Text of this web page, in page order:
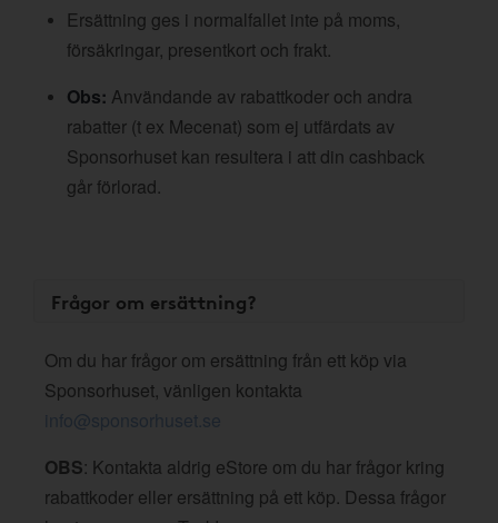
Ersättning ges i normalfallet inte på moms,
försäkringar, presentkort och frakt.
Obs: Användande av rabattkoder och andra
rabatter (t ex Mecenat) som ej utfärdats av
Sponsorhuset kan resultera i att din cashback
går förlorad.
Frågor om ersättning?
Om du har frågor om ersättning från ett köp via
Sponsorhuset, vänligen kontakta
info@sponsorhuset.se
OBS: Kontakta aldrig eStore om du har frågor kring
rabattkoder eller ersättning på ett köp. Dessa frågor